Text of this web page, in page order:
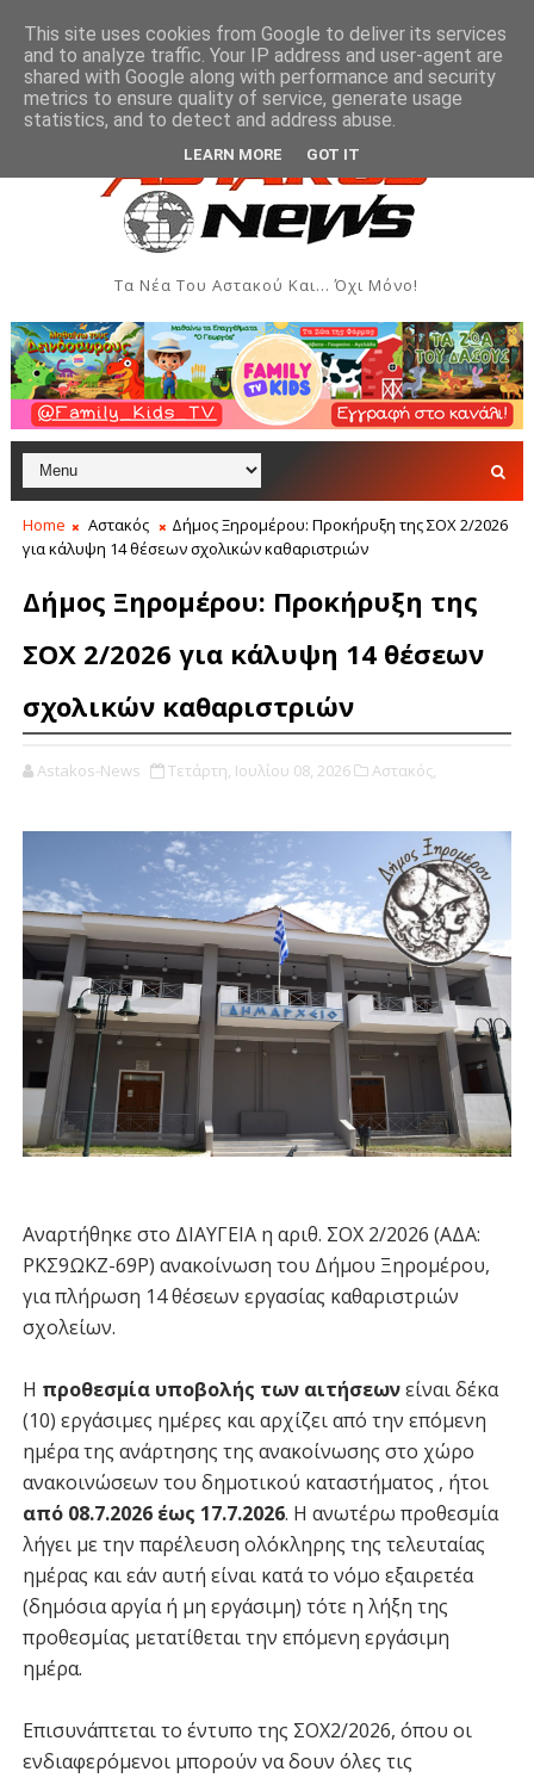
Δημιουργιών του Συλλόγου Γυναικών Αστακού ΠΟΛΙΤΙΣΜΌΣ
Τα Νέα Του Αστακού Και... Όχι Μόνο!
Home Αστακός
Δήμος Ξηρομέρου: Προκήρυξη της ΣΟΧ 2/2026
για κάλυψη 14 θέσεων σχολικών καθαριστριών
Δήμος Ξηρομέρου: Προκήρυξη της
ΣΟΧ 2/2026 για κάλυψη 14 θέσεων
σχολικών καθαριστριών
Astakos-News Τετάρτη, Ιουλίου 08, 2026 Αστακός,
Αναρτήθηκε στο ΔΙΑΥΓΕΙΑ η αριθ. ΣΟΧ 2/2026 (ΑΔΑ:
ΡΚΣ9ΩΚΖ-69Ρ) ανακοίνωση του Δήμου Ξηρομέρου,
για πλήρωση 14 θέσεων εργασίας καθαριστριών
σχολείων.
Η προθεσμία υποβολής των αιτήσεωνείναι δέκα
(10) εργάσιμες ημέρες και αρχίζει από την επόμενη
ημέρα της ανάρτησης της ανακοίνωσης στο χώρο
ανακοινώσεων του δημοτικού καταστήματος , ήτοι
από 08.7.2026 έως 17.7.2026. Η ανωτέρω προθεσμία
λήγει με την παρέλευση ολόκληρης της τελευταίας
ημέρας και εάν αυτή είναι κατά το νόμο εξαιρετέα
(δημόσια αργία ή μη εργάσιμη) τότε η λήξη της
προθεσμίας μετατίθεται την επόμενη εργάσιμη
ημέρα.
Επισυνάπτεται το έντυπο της ΣΟΧ2/2026, όπου οι
ενδιαφερόμενοι μπορούν να δουν όλες τις
This site uses cookies from Google to deliver its services
and to analyze traffic. Your IP address and user-agent are
shared with Google along with performance and security
metrics to ensure quality of service, generate usage
statistics, and to detect and address abuse.
LEARN MORE GOT IT